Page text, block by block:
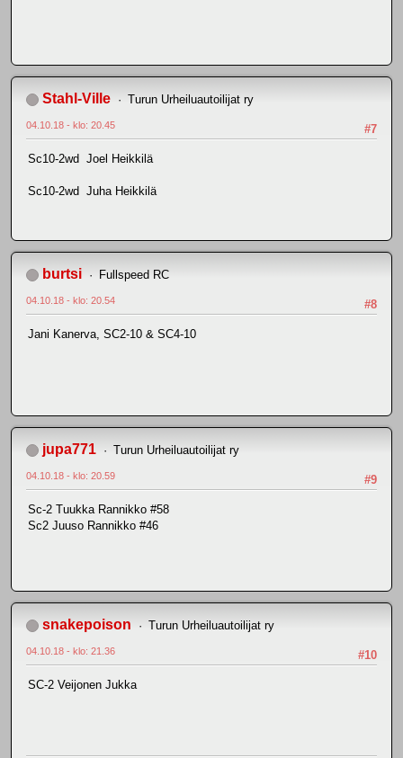
Stahl-Ville Turun Urheiluautoilijat ry
#7
04.10.18 - klo: 20.45
Sc10-2wd Joel Heikkilä
Sc10-2wd Juha Heikkilä
burtsi Fullspeed RC
#8
04.10.18 - klo: 20.54
Jani Kanerva, SC2-10 & SC4-10
jupa771 Turun Urheiluautoilijat ry
#9
04.10.18 - klo: 20.59
Sc-2 Tuukka Rannikko #58
Sc2 Juuso Rannikko #46
snakepoison Turun Urheiluautoilijat ry
#10
04.10.18 - klo: 21.36
SC-2 Veijonen Jukka